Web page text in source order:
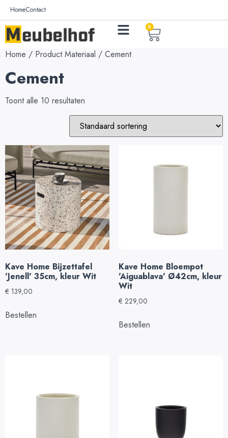
HomeContact
0
Home / Product Materiaal / Cement
Cement
Toont alle 10 resultaten
Kave Home Bijzettafel
'Jenell' 35cm, kleur Wit
€ 139,00
Bestellen
Kave Home Bloempot
'Aiguablava' Ø42cm, kleur
Wit
€ 229,00
Bestellen